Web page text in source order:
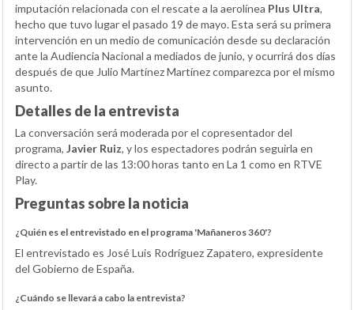
imputación relacionada con el rescate a la aerolínea Plus Ultra,
hecho que tuvo lugar el pasado 19 de mayo. Esta será su primera
intervención en un medio de comunicación desde su declaración
ante la Audiencia Nacional a mediados de junio, y ocurrirá dos días
después de que Julio Martínez Martínez comparezca por el mismo
asunto.
Detalles de la entrevista
La conversación será moderada por el copresentador del
programa, Javier Ruiz, y los espectadores podrán seguirla en
directo a partir de las 13:00 horas tanto en La 1 como en RTVE
Play.
Preguntas sobre la noticia
¿Quién es el entrevistado en el programa 'Mañaneros 360'?
El entrevistado es José Luis Rodríguez Zapatero, expresidente
del Gobierno de España.
¿Cuándo se llevará a cabo la entrevista?